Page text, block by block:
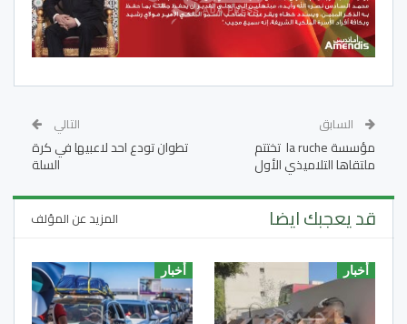
السابق
مؤسسة la ruche تختتم
ملتقاها التلاميذي الأول
التالي
تطوان تودع احد لاعبيها في كرة
السلة
قد يعجبك ايضا المزيد عن المؤلف
أخبار أخبار